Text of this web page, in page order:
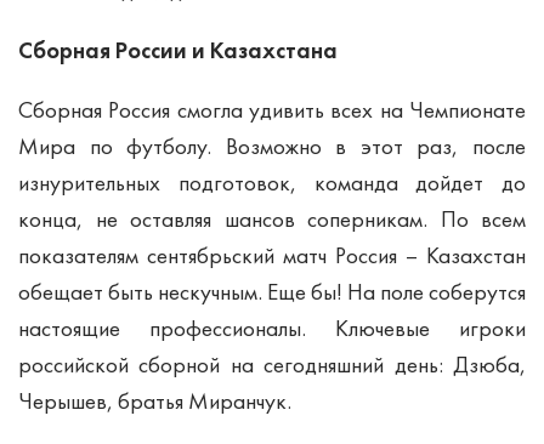
Сборная России и Казахстана
Сборная Россия смогла удивить всех на Чемпионате
Мира по футболу. Возможно в этот раз, после
изнурительных подготовок, команда дойдет до
конца, не оставляя шансов соперникам. По всем
показателям сентябрьский матч Россия – Казахстан
обещает быть нескучным. Еще бы! На поле соберутся
настоящие профессионалы. Ключевые игроки
российской сборной на сегодняшний день: Дзюба,
Черышев, братья Миранчук.